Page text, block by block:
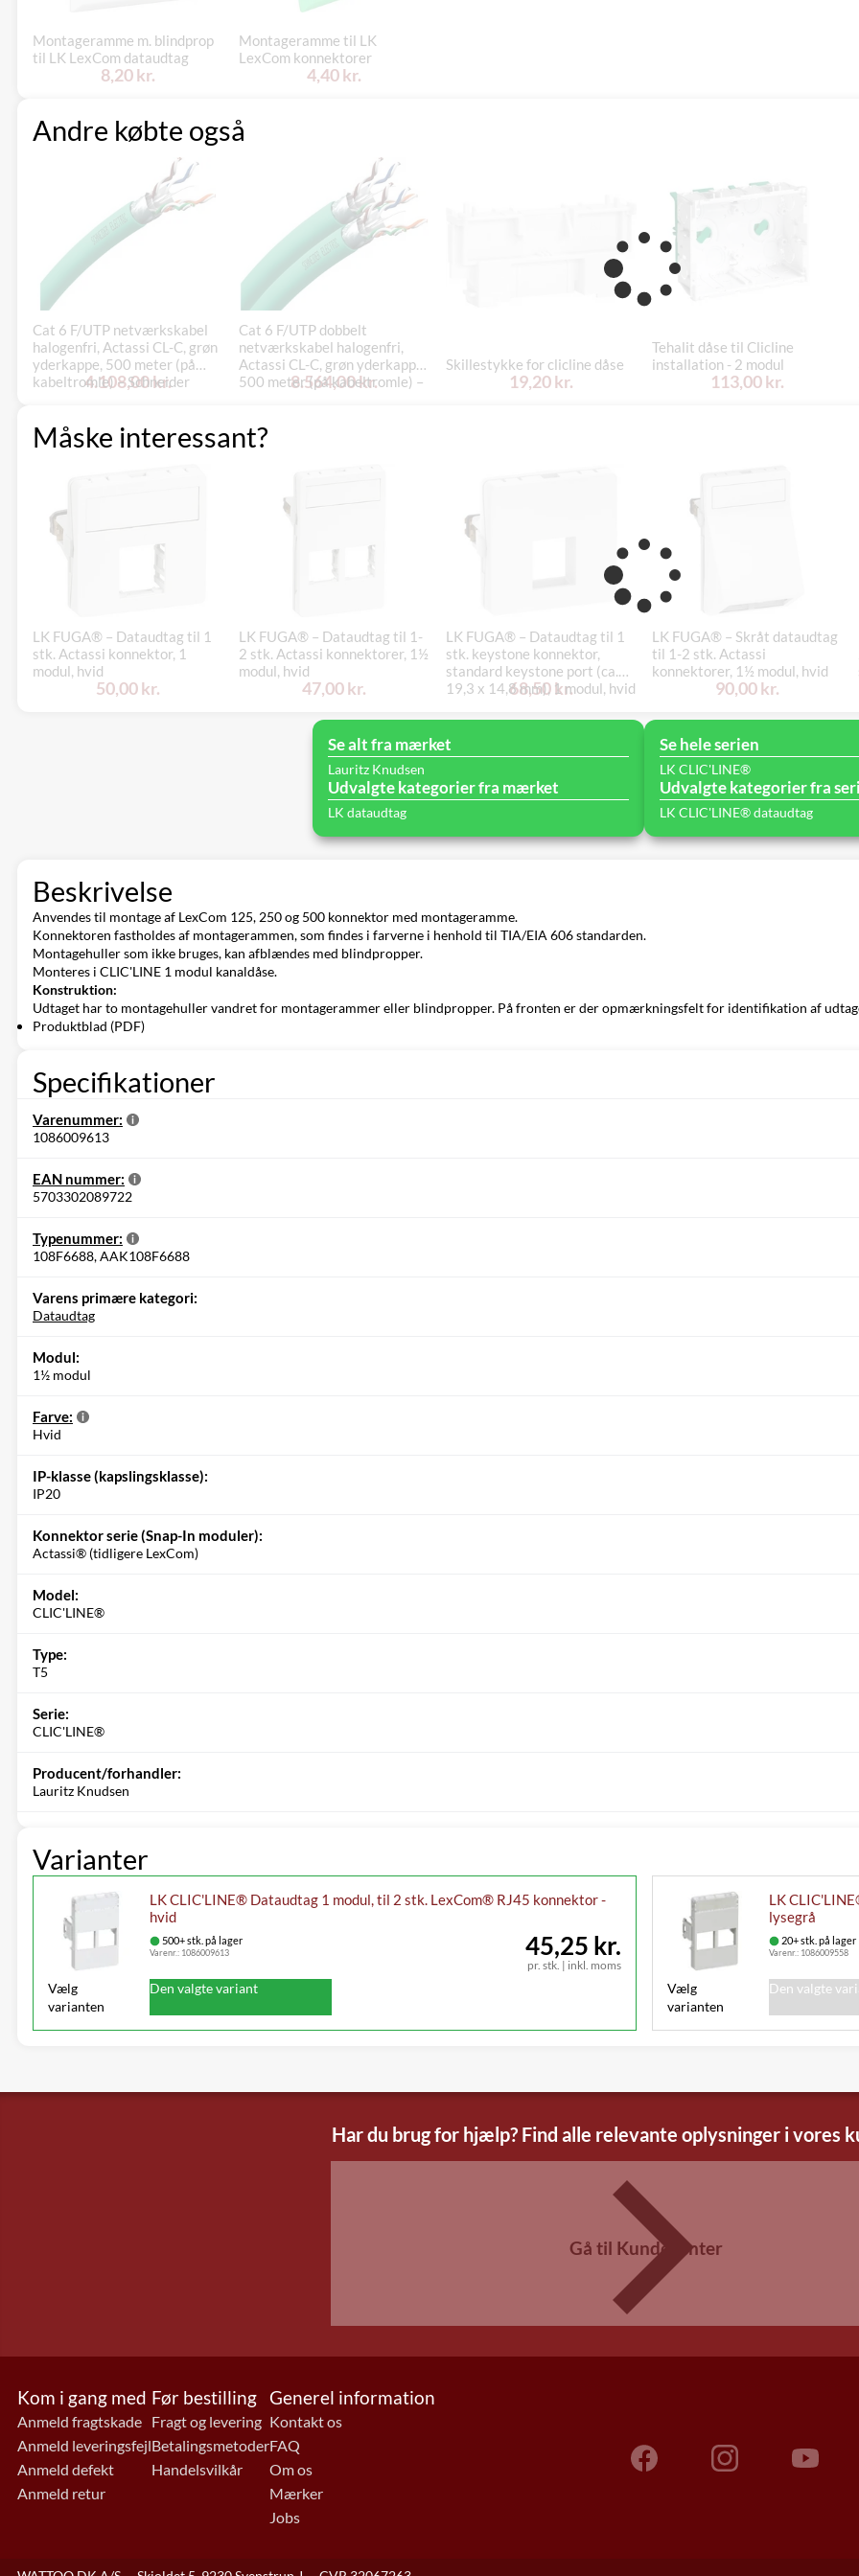
Montageramme m. blindprop
til LK LexCom dataudtag
8,20 kr.
Montageramme til LK
LexCom konnektorer
4,40 kr.
Andre købte også
Cat 6 F/UTP netværkskabel
halogenfri, Actassi CL-C, grøn
yderkappe, 500 meter (på
kabeltromle) – Schneider
4.108,00 kr.
Cat 6 F/UTP dobbelt
netværkskabel halogenfri,
Actassi CL-C, grøn yderkappe,
500 meter (på kabeltromle) –
8.564,00 kr.
Skillestykke for clicline dåse
19,20 kr.
Tehalit dåse til Clicline
installation - 2 modul
113,00 kr.
Måske interessant?
LK FUGA® – Dataudtag til 1
stk. Actassi konnektor, 1
modul, hvid
50,00 kr.
LK FUGA® – Dataudtag til 1-
2 stk. Actassi konnektorer, 1½
modul, hvid
47,00 kr.
LK FUGA® – Dataudtag til 1
stk. keystone konnektor,
standard keystone port (ca.
19,3 x 14,8 mm), 1 modul, hvid
68,50 kr.
LK FUGA® – Skråt dataudtag
til 1-2 stk. Actassi
konnektorer, 1½ modul, hvid
90,00 kr.
Se alt fra mærket
Lauritz Knudsen
Udvalgte kategorier fra mærket
LK dataudtag
Se hele serien
LK CLIC'LINE®
Udvalgte kategorier fra
LK CLIC'LINE® dataudtag
Beskrivelse
Anvendes til montage af LexCom 125, 250 og 500 konnektor med montageramme.
Konnektoren fastholdes af montagerammen, som findes i farverne i henhold til TIA/EIA 606 standarden.
Montagehuller som ikke bruges, kan afblændes med blindpropper.
Monteres i CLIC'LINE 1 modul kanaldåse.
Konstruktion:
Udtaget har to montagehuller vandret for montagerammer eller blindpropper. På fronten er der opmærkningsfelt for identifikation af
Produktblad (PDF)
Specifikationer
Varenummer:
1086009613
EAN nummer:
5703302089722
Typenummer:
108F6688, AAK108F6688
Varens primære kategori:
Dataudtag
Modul:
1½ modul
Farve:
Hvid
IP-klasse (kapslingsklasse):
IP20
Konnektor serie (Snap-In moduler):
Actassi® (tidligere LexCom)
Model:
CLIC'LINE®
Type:
T5
Serie:
CLIC'LINE®
Producent/forhandler:
Lauritz Knudsen
Varianter
LK CLIC'LINE® Dataudtag 1 modul, til 2 stk. LexCom® RJ45 konnektor -
hvid
500+ stk. på lager
Varenr.: 1086009613
pr. stk. | inkl. moms
45,25 kr.
Vælg
varianten
Den valgte variant
LK
lysegrå
20+ stk. på lager
Varenr.: 1086009558
Vælg
varianten
Den valgte
Har du brug for hjælp? Find alle relevante oplysninger i vores
Gå til Kundecenter
Kom i gang med
Anmeld fragtskade
Anmeld leveringsfejl
Anmeld defekt
Anmeld retur
Før bestilling
Fragt og levering
Betalingsmetoder
Handelsvilkår
Generel information
Kontakt os
FAQ
Om os
Mærker
Jobs